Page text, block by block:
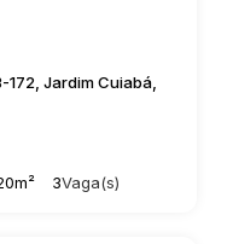
Jardim Cuiabá,
3Vaga(s)